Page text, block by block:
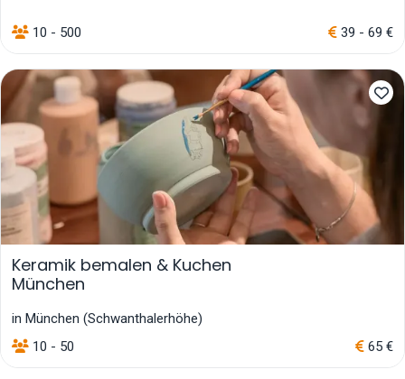
10 - 500 39 - 69 €
Keramik bemalen & Kuchen
München
in München (Schwanthalerhöhe)
10 - 50
65 €